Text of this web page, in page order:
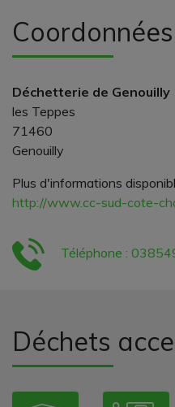
Déchetterie de Genouilly
les Teppes
71460
Genouilly
Plus d'informations
http://www.cc-sud-cote-
Téléphone :
Déchets